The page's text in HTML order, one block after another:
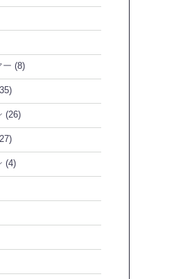
ー (8)
(26)
(4)